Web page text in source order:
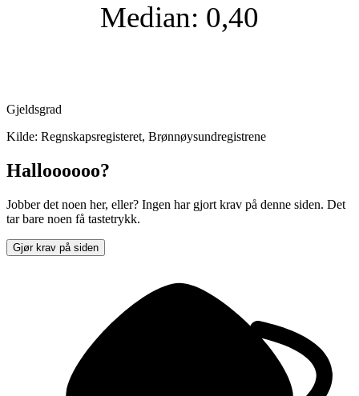
Median: 0,40
Gjeldsgrad
Kilde: Regnskapsregisteret, Brønnøysundregistrene
Halloooooo?
Jobber det noen her, eller? Ingen har gjort krav på denne siden. Det
tar bare noen få tastetrykk.
Gjør krav på siden